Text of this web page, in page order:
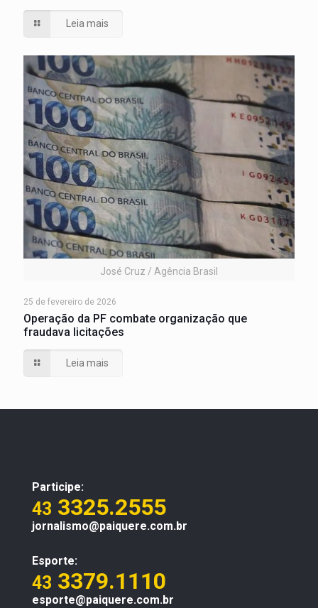
Leia mais
José Cruz / Agência Brasil
25 de fevereiro de 2026
Operação da PF combate organização que
fraudava licitações
Leia mais
Participe:
43 3325.2555
jornalismo@paiquere.com.br
Esporte:
43 3379.1110
esporte@paiquere.com.br